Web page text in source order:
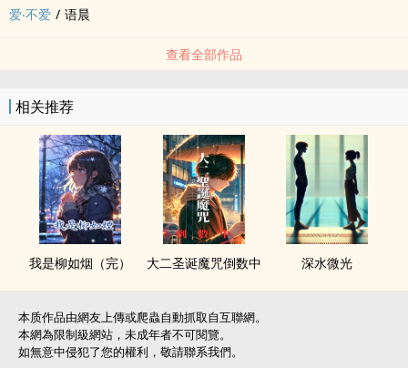
爱‧不爱 / 语晨
查看全部作品
相关推荐
我是柳如烟（完） 大二圣诞魔咒倒数中 深水微光
本质作品由網友上傳或爬蟲自動抓取自互聯網。
本網為限制級網站，未成年者不可閱覽。
如無意中侵犯了您的權利，敬請聯系我們。